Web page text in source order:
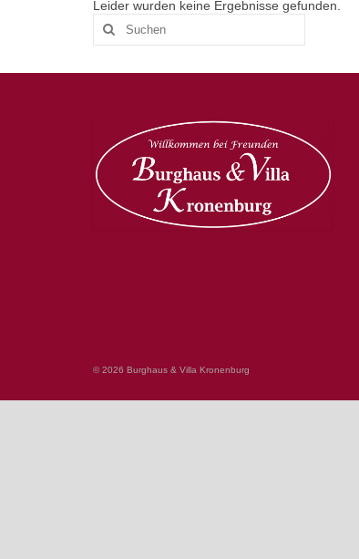
Leider wurden keine Ergebnisse gefunden.
Suchen
nach:
© 2026 Burghaus & Villa Kronenburg